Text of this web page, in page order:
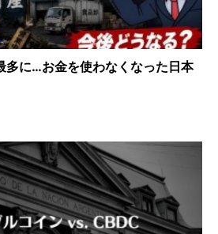
多に…お金を使わなくなった日本